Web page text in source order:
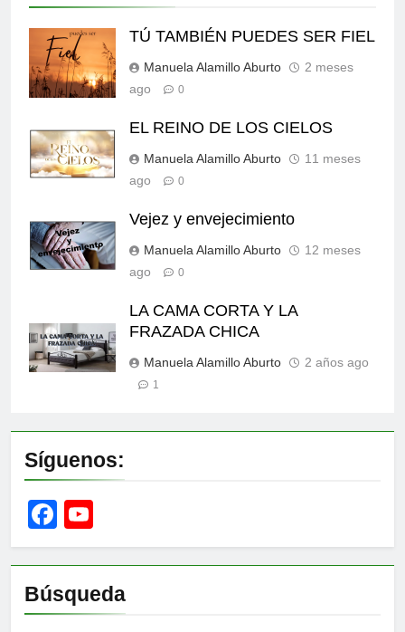
TÚ TAMBIÉN PUEDES SER FIEL
Manuela Alamillo Aburto
2 meses
ago
0
EL REINO DE LOS CIELOS
Manuela Alamillo Aburto
11 meses
ago
0
Vejez y envejecimiento
Manuela Alamillo Aburto
12 meses
ago
0
LA CAMA CORTA Y LA
FRAZADA CHICA
Manuela Alamillo Aburto 2 años ago
1
Síguenos:
Facebook
Channel
Búsqueda